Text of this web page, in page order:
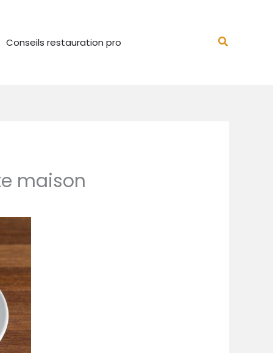
Conseils restauration pro
maison